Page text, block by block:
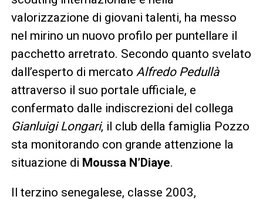
valorizzazione di giovani talenti, ha messo
nel mirino un nuovo profilo per puntellare il
pacchetto arretrato. Secondo quanto svelato
dall’esperto di mercato Alfredo Pedullà
attraverso il suo portale ufficiale, e
confermato dalle indiscrezioni del collega
Gianluigi Longari, il club della famiglia Pozzo
sta monitorando con grande attenzione la
situazione di Moussa N’Diaye.
Il terzino senegalese, classe 2003,